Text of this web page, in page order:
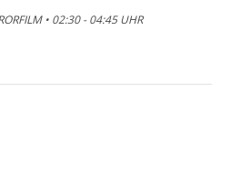
• 02:30 - 04:45 UHR